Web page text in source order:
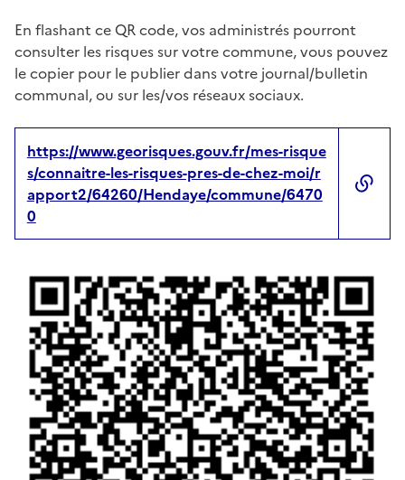
En flashant ce QR code, vos administrés pourront
consulter les risques sur votre commune, vous pouvez
le copier pour le publier dans votre journal/bulletin
communal, ou sur les/vos réseaux sociaux.
https://www.georisques.gouv.fr/mes-risque
s/connaitre-les-risques-pres-de-chez-moi/r
apport2/64260/Hendaye/commune/6470
0